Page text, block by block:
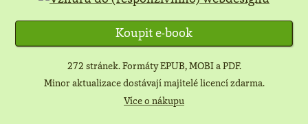
Koupit e-book
272 stránek. Formáty EPUB, MOBI a PDF.
Minor aktualizace dostávají majitelé licencí zdarma.
Více o nákupu